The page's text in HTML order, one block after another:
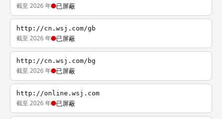
截至 2026 年 已屏蔽
http://cn.wsj.com/gb
截至 2026 年 已屏蔽
http://cn.wsj.com/bg
截至 2026 年 已屏蔽
http://online.wsj.com
截至 2026 年 已屏蔽